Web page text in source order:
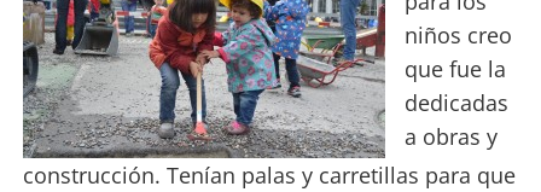
niños creo
que fue la
dedicadas
a obras y
construcción. Tenían palas y carretillas para que